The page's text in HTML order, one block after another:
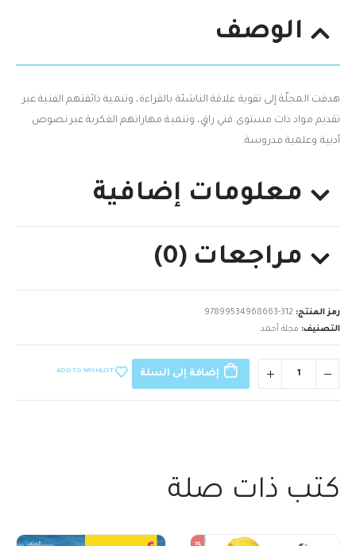
الوصف
هدفت المجلّة إلى تقوية علاقة الناشئة بالقراءة، وتنمية ذائقتهم الفنية عبر
تقديم مواد ذات مستوى فني راقٍ، وتنمية مهاراتهم الفكرية عبر نصوص
أدبية وعلمية مدروسة.
معلومات إضافية
مراجعات (0)
رمز المنتج: 97899534968663-312
التصنيف: مجلة أحمد
إضافة إلى السلة ADD TO WISHLIST
كتب ذات صلة